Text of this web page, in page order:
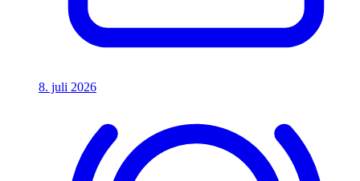
8. juli 2026